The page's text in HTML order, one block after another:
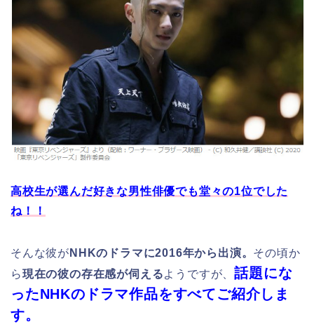
高校生が選んだ好きな男性俳優でも堂々の1位でした
ね！！
そんな彼が NHKのドラマに2016年から出演。 その頃か
ら現在の彼の存在感が伺えるようですが、話題にな
ったNHKのドラマ作品をすべてご紹介しま
す。